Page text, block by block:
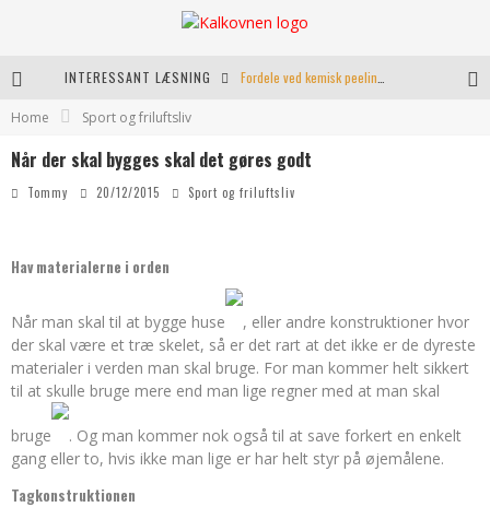
INTERESSANT LÆSNING
Home Sport og friluftsliv
Når der skal bygges skal det gøres godt
Tommy 20/12/2015 Sport og friluftsliv
Hav materialerne i orden
Når man skal til at bygge huse
, eller andre konstruktioner hvor
der skal være et træ skelet, så er det rart at det ikke er de dyreste
materialer i verden man skal bruge. For man kommer helt sikkert
til at skulle bruge mere end man lige regner med at man skal
bruge
. Og man kommer nok også til at save forkert en enkelt
gang eller to, hvis ikke man lige er har helt styr på øjemålene.
Tagkonstruktionen